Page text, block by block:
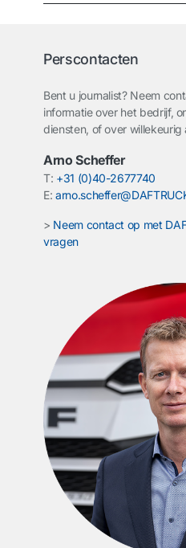
Perscontacten
Bent u journalist? Neem
informatie over het bedrijf,
diensten, of over
Arno Scheffer
T: +31 (0)40-2677740
E:
> Neem contact op met
vragen